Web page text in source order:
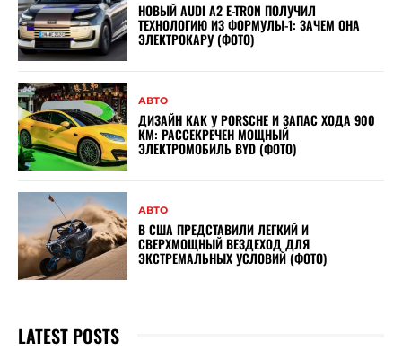
НОВЫЙ AUDI A2 E-TRON ПОЛУЧИЛ
ТЕХНОЛОГИЮ ИЗ ФОРМУЛЫ-1: ЗАЧЕМ ОНА
ЭЛЕКТРОКАРУ (ФОТО)
АВТО
ДИЗАЙН КАК У PORSCHE И ЗАПАС ХОДА 900
КМ: РАССЕКРЕЧЕН МОЩНЫЙ
ЭЛЕКТРОМОБИЛЬ BYD (ФОТО)
АВТО
В США ПРЕДСТАВИЛИ ЛЕГКИЙ И
СВЕРХМОЩНЫЙ ВЕЗДЕХОД ДЛЯ
ЭКСТРЕМАЛЬНЫХ УСЛОВИЙ (ФОТО)
LATEST POSTS